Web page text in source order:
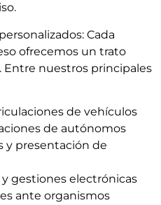
Cada
ofrecemos un trato
nuestros principales
de vehículos
de autónomos
y presentación de
gestiones electrónicas
ante organismos